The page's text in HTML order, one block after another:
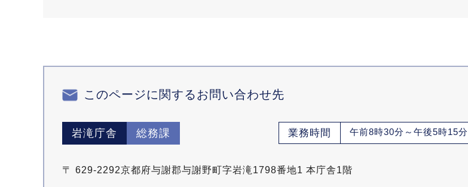
このページに関するお問い合わせ先
岩滝庁舎 総務課 業務時間 午前8時30分～午後5時15分
〒 629-2292京都府与謝郡与謝野町字岩滝1798番地1 本庁舎1階